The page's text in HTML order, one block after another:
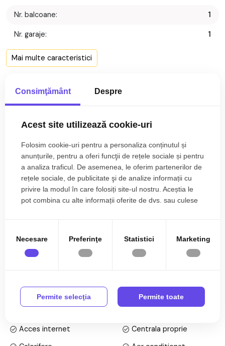
Nr. balcoane: 1
Nr. garaje: 1
Front stradal:
An constructie:
Mai multe caracteristici
Descriere
zona linistita si plina de farmec? Taboo Imobiliare iti propune
– locul ideal pentru confortul tau si al familiei.COMISION 0%
Proprietatea este formata din2 corpuri de cladire si garaj
avand osuprafata construita de 222 mp ,suprafata utila
de 145 mpsi ocurte libera de 735 mp, frumos amenajata,
cu locuri de parcare, zona de joaca pentru copii si terasa
generoasa.
Pivnita
Bucatarie
Parter: living open space cu bucatarie si WC de serviciu
Citește mai mult
Curent
Apa
Acces internet
Centrala proprie
Consimţământ Despre
Acest site utilizează cookie-uri
Folosim cookie-uri pentru a personaliza conținutul și
anunțurile, pentru a oferi funcţii de rețele sociale și pentru
a analiza traficul. De asemenea, le oferim partenerilor de
rețele sociale, de publicitate şi de analize informații cu
privire la modul în care folosiți site-ul nostru. Aceștia le
pot combina cu alte informații oferite de dvs. sau culese
Necesare Preferinţe Statistici Marketing
Permite selecţia Permite toate